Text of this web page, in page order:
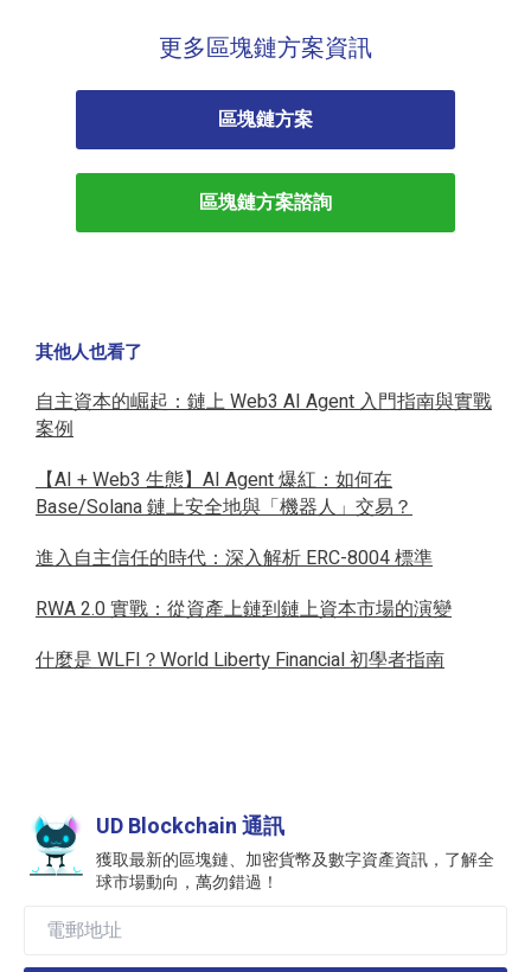
更多區塊鏈方案資訊
區塊鏈方案
區塊鏈方案諮詢
其他人也看了
自主資本的崛起：鏈上 Web3 AI Agent 入門指南與實戰
案例
【AI + Web3 生態】AI Agent 爆紅：如何在
Base/Solana 鏈上安全地與「機器人」交易？
進入自主信任的時代：深入解析 ERC-8004 標準
RWA 2.0 實戰：從資產上鏈到鏈上資本市場的演變
什麼是 WLFI？World Liberty Financial 初學者指南
UD Blockchain 通訊
獲取最新的區塊鏈、加密貨幣及數字資產資訊，了解全
球市場動向，萬勿錯過！